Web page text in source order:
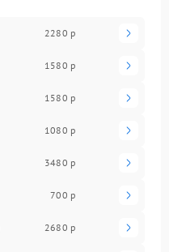
2280 р
1580 р
1580 р
1080 р
3480 р
700 р
2680 р